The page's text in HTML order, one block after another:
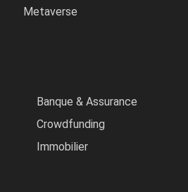
Metaverse
Banque & Assurance
Crowdfunding
Immobilier